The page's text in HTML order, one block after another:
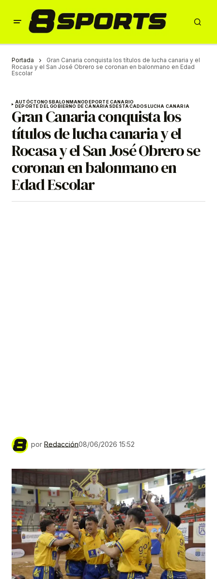
Portada
Gran Canaria conquista los títulos de lucha canaria y el
Rocasa y el San José Obrero se coronan en balonmano en Edad
Escolar
AUTÓCTONOSBALONMANODEPORTE CANARIO
DEPORTE DEL GOBIERNO DE CANARIASDESTACADOSLUCHA CANARIA
Gran Canaria conquista los
títulos de lucha canaria y el
Rocasa y el San José Obrero se
coronan en balonmano en
Edad Escolar
por Redacción08/06/2026 15:52